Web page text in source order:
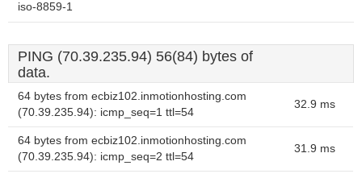
iso-8859-1
PING (70.39.235.94) 56(84) bytes of
data.
64 bytes from ecbiz102.inmotionhosting.com
(70.39.235.94): icmp_seq=1 ttl=54
32.9 ms
64 bytes from ecbiz102.inmotionhosting.com
(70.39.235.94): icmp_seq=2 ttl=54
31.9 ms